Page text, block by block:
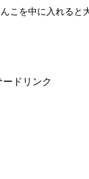
こを中に入れると
ードリンク